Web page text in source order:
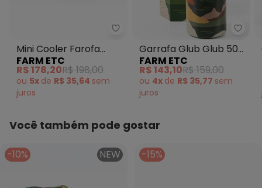
Farm Etc - Mini Cooler Farofa
Mini Cooler Farofa
Relevo Carioca Verde
FARM ETC
R$ 178,20R$ 198,00
ou 5x de R$ 35,64 sem
juros
Garrafa Glub Glub 500
Ml Relevo Carioca
Verde
FARM ETC
R$ 143,10R$ 159,00
ou 4x de R$ 35,77 sem
juros
Você também pode gostar
-10% NEW -15%